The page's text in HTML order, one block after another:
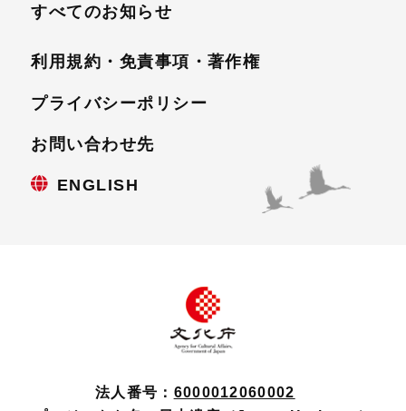
すべてのお知らせ
利用規約・免責事項・著作権
プライバシーポリシー
お問い合わせ先
ENGLISH
法人番号： 6000012060002